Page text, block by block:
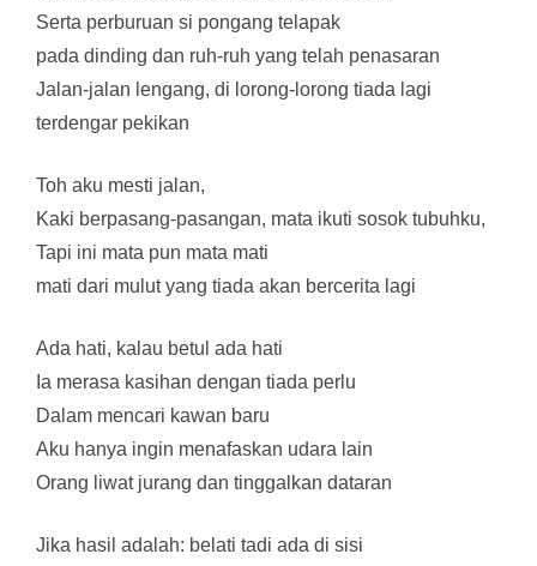
Serta perburuan si pongang telapak
pada dinding dan ruh-ruh yang telah penasaran
Jalan-jalan lengang, di lorong-lorong tiada lagi
terdengar pekikan
Toh aku mesti jalan,
Kaki berpasang-pasangan, mata ikuti sosok tubuhku,
Tapi ini mata pun mata mati
mati dari mulut yang tiada akan bercerita lagi
Ada hati, kalau betul ada hati
Ia merasa kasihan dengan tiada perlu
Dalam mencari kawan baru
Aku hanya ingin menafaskan udara lain
Orang liwat jurang dan tinggalkan dataran
Jika hasil adalah: belati tadi ada di sisi